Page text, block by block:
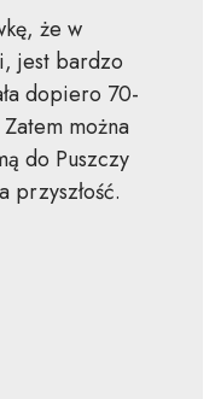
że w
jest bardzo
dopiero 70-
można
do Puszczy
przyszłość.